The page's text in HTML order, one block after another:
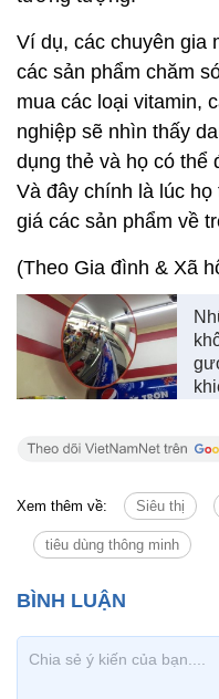
Ví dụ, các chuyên gia
các sản phẩm chăm
mua các loại vitamin,
nghiệp sẽ nhìn thấy
dụng thẻ và họ có thể
Và đây chính là lúc
giá các sản phẩm về
(Theo Gia đình & Xã
Xem thêm về: Siêu thị
tiêu dùng thông minh